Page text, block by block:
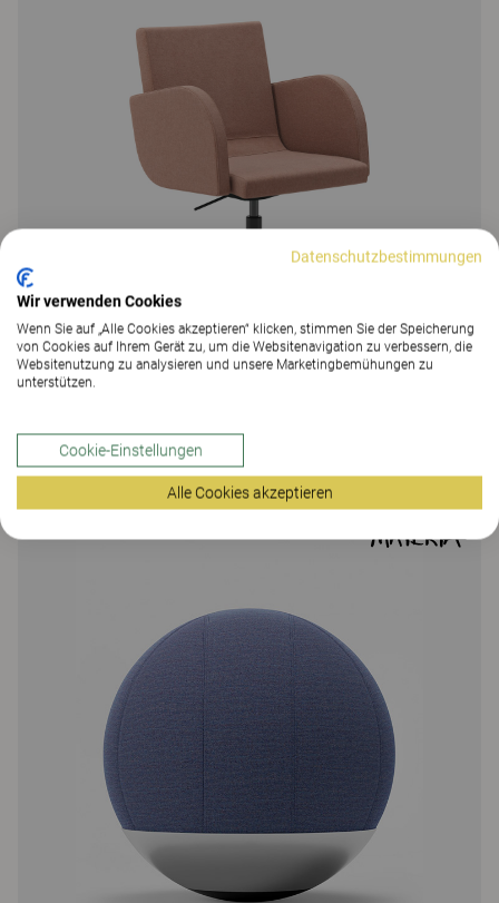
Koy
325 Farben|2 Varianten
Datenschutzbestimmungen
Wir verwenden Cookies
Wenn Sie auf „Alle Cookies akzeptieren“ klicken, stimmen Sie der Speicherung
von Cookies auf Ihrem Gerät zu, um die Websitenavigation zu verbessern, die
Websitenutzung zu analysieren und unsere Marketingbemühungen zu
unterstützen.
Cookie-Einstellungen
Alle Cookies akzeptieren